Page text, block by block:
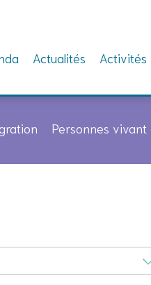
Actualités Activités
Personnes vivant